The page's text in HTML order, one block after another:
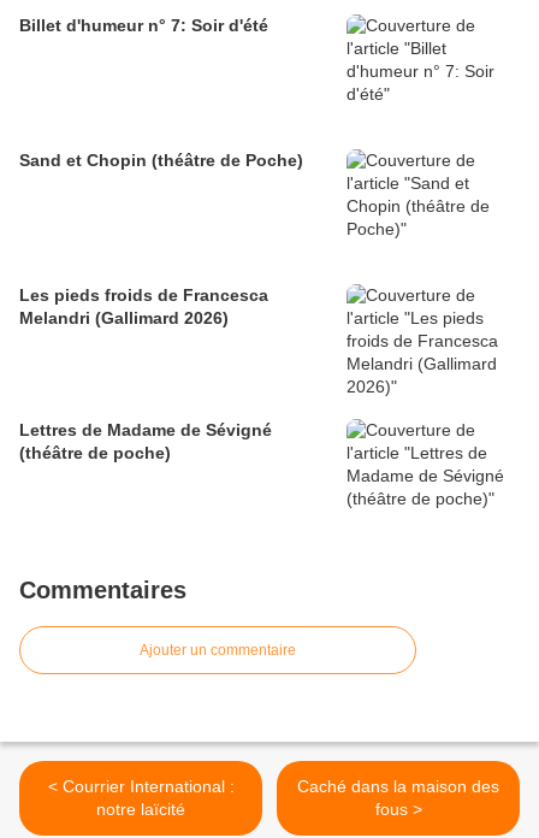
Billet d'humeur n° 7: Soir d'été
Sand et Chopin (théâtre de Poche)
Les pieds froids de Francesca
Melandri (Gallimard 2026)
Lettres de Madame de Sévigné
(théâtre de poche)
Commentaires
Ajouter un commentaire
< Courrier International :
notre laïcité
Caché dans la maison des
fous >